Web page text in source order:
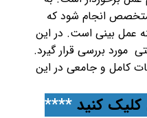
انجام شود که
عمل بینی است. در این
مورد بررسی قرار گیرد.
کامل و جامعی در این
کنید ****